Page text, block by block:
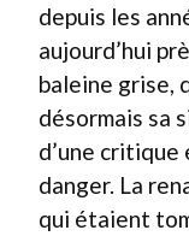
depuis les
aujourd’hui
baleine grise,
désormais sa
d’une critique
danger. La
qui étaient